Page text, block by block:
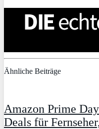
Ähnliche Beiträge
Amazon Prime
Deals für